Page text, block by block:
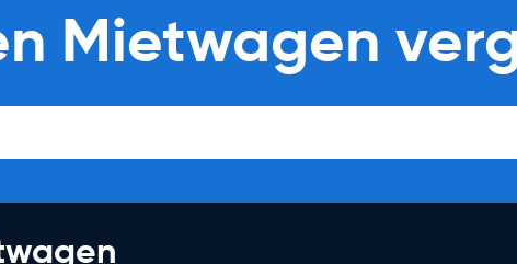
Mietwagen